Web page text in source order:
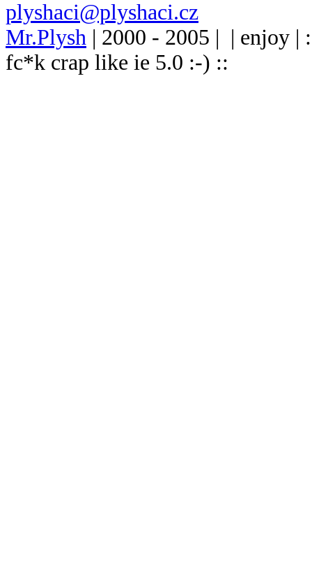
plyshaci@plyshaci.cz
Mr.Plysh | 2000 - 2005 | | enjoy |
fc*k crap like ie 5.0 :-) ::